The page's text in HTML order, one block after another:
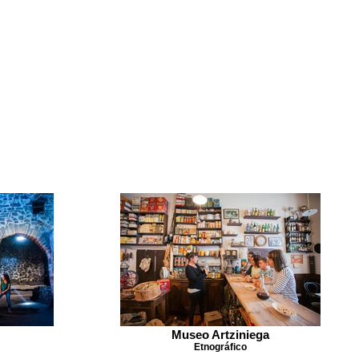
Museo Artziniega
Etnográfico